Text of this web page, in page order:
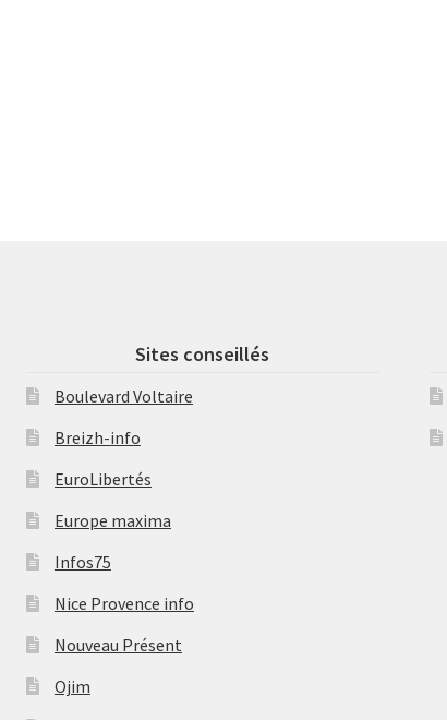
Sites conseillés
Boulevard Voltaire
Breizh-info
EuroLibertés
Europe maxima
Infos75
Nice Provence info
Nouveau Présent
Ojim